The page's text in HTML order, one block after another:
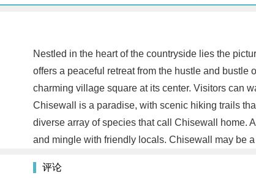
Nestled in the heart of the countryside lies the
offers a peaceful retreat from the hustle and
charming village square at its center. Visitors can
Chisewall is a paradise, with scenic hiking trails
diverse array of species that call Chisewall home.
and mingle with friendly locals. Chisewall may be
评论